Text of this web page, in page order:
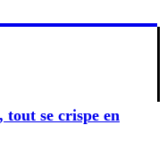
se crispe en